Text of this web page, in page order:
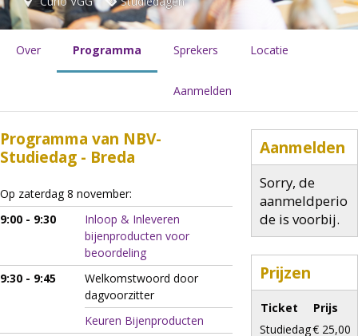
Over Programma Sprekers Locatie
Aanmelden
Programma van NBV-
Studiedag - Breda
Op zaterdag 8 november:
9:00 - 9:30
Inloop & Inleveren
bijenproducten voor
beoordeling
9:30 - 9:45
Welkomstwoord door
dagvoorzitter
Keuren Bijenproducten
Aanmelden
Sorry, de
aanmeldperio
de is voorbij.
Prijzen
Ticket
Prijs
Studiedag€ 25,00